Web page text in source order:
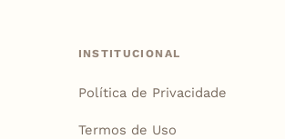
INSTITUCIONAL
Política de Privacidade
Termos de Uso